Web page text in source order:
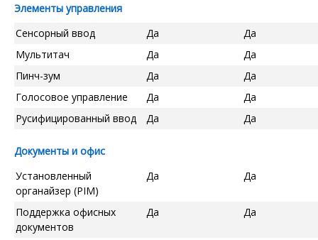
Элементы управления
Сенсорный ввод
Да
Да
Мультитач
Да
Да
Пинч-зум
Да
Да
Голосовое управление
Да
Да
Русифицированный ввод
Да Да
Документы и офис
Установленный
органайзер (PIM)
Да Да
Поддержка офисных
документов
Да Да